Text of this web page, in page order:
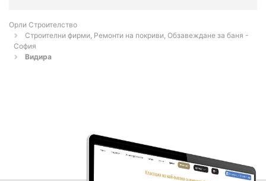
Орли Строителство
Строителни фирми, Ремонти на покриви, Обзавеждане за баня -
София
Видира